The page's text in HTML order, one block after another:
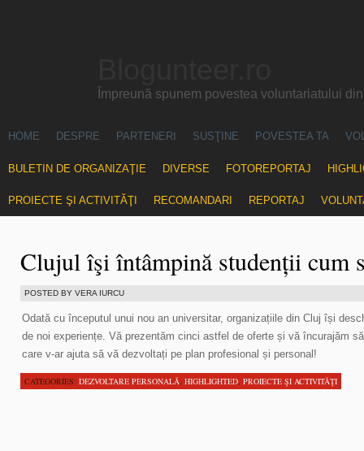
Împreună spunem povestea voluntariatului
HOME DESPRE PARTENERI SUSŢINE POVESTEA TA
BULETIN DE ORGANIZAŢIE DIVERSE FOTOREPORTAJ
PROIECTE ŞI ACTIVITĂŢI RECOMANDARI REPORTAJ
Clujul îşi întâmpină studenții cum
POSTED BY VERA IURCU
Odată cu începutul unui nou an universitar, organizațiile din Cluj își
de noi experiențe. Vă prezentăm cinci astfel de oferte și vă încurajăm
care v-ar ajuta să vă dezvoltați pe plan profesional și personal!
CATEGORIES: DEZVOLTARE PERSONALĂ, HIGHLIGHTED, PROIECTE ŞI ACTIVITĂŢI